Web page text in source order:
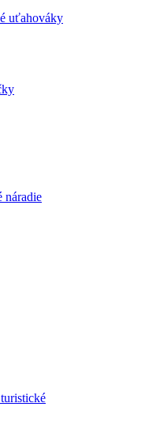
uťahováky
náradie